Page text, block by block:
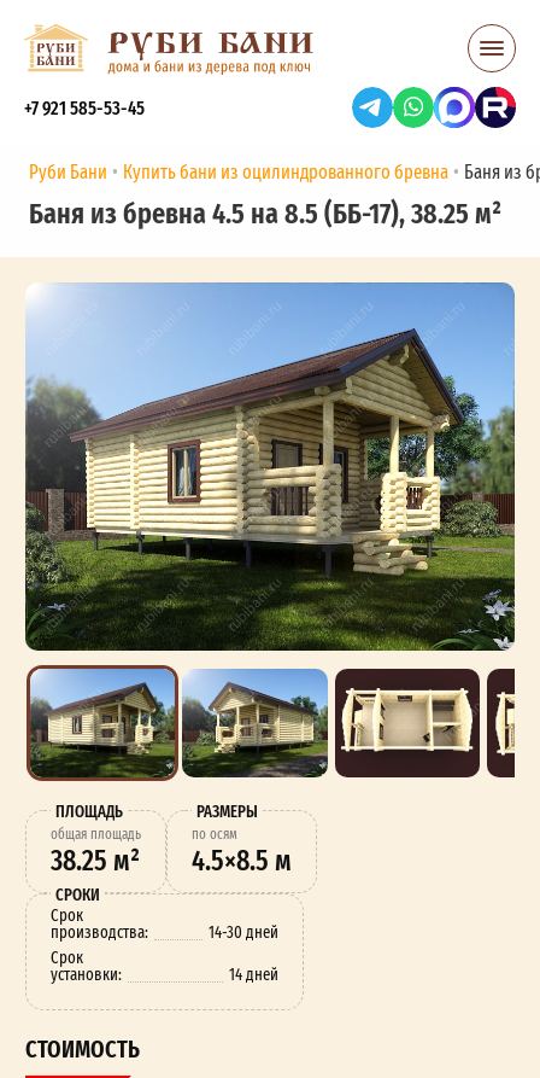
+7 921 585-53-45
Руби Бани Купить бани из оцилиндрованного бревна Баня из
Баня из бревна 4.5 на 8.5 (ББ-17), 38.25 м²
ПЛОЩАДЬ
oбщая площадь
38.25 м²
РАЗМЕРЫ
по осям
4.5×8.5 м
СРОКИ
Срок
производства:
14-30 дней
Срок
установки: 14 дней
СТОИМОСТЬ